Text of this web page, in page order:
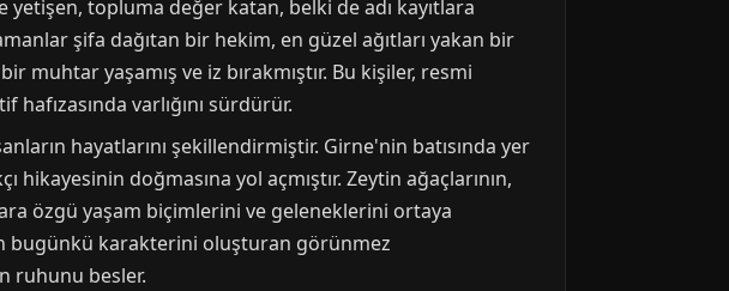
topluma değer katan, belki de adı kayıtlara
şifa dağıtan bir hekim, en güzel ağıtları yakan bir
muhtar yaşamış ve iz bırakmıştır. Bu kişiler, resmi
varlığını sürdürür.
hayatlarını şekillendirmiştir. Girne'nin batısında yer
doğmasına yol açmıştır. Zeytin ağaçlarının,
özgü yaşam biçimlerini ve geleneklerini ortaya
bugünkü karakterini oluşturan görünmez
ruhunu besler.